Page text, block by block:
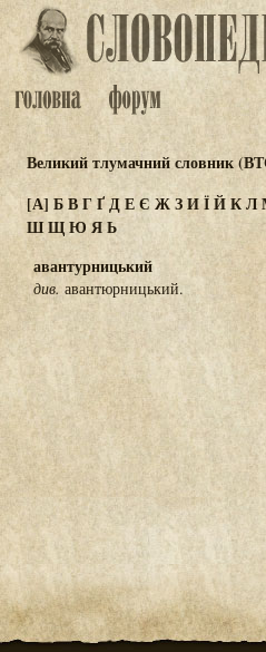
Великий тлумачний словник
[А] БВГҐДЕЄ ЖЗИЇЙКЛ
ШЩЮЯЬ
авантурницький
див. авантюрницький.